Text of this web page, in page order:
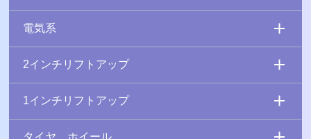
電気系
2インチリフトアップ
1インチリフトアップ
タイヤ、ホイール